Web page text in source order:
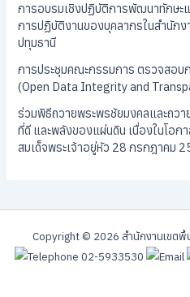
การอบรมเชิงปฏิบัติการพัฒนาทักษะ
การปฏิบัติงานของบุคลากรในสำนัก
ปทุมธานี
การประชุมคณะกรรมการ ตรวจสอบ
(Open Data Integrity and
ร่วมพิธีถวายพระพรชัยมงคลและถว
ที่ดี และพลังของแผ่นดิน เนื่องในโอก
สมเด็จพระเจ้าอยู่หัว 28 กรกฎาคม
Copyright © 2026 สํานักงานเขต